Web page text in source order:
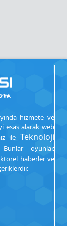
hizmete ve
esas alarak web
ile Teknoloji
oyunlar,
haberler ve